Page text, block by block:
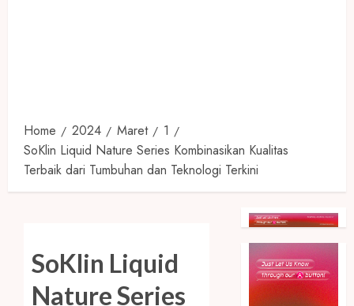
Home 2024 Maret
1
SoKlin Liquid Nature Series Kombinasikan Kualitas
Terbaik dari Tumbuhan dan Teknologi Terkini
SoKlin Liquid
Nature Series